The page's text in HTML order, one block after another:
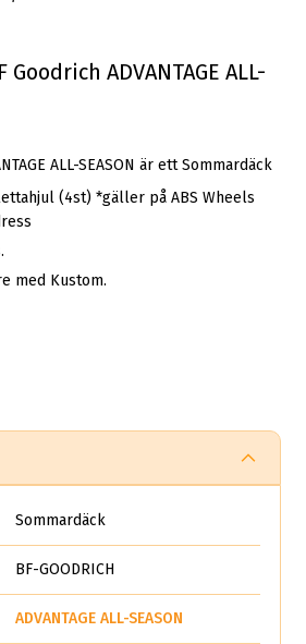
Goodrich ADVANTAGE ALL-
ALL-SEASON är ett Sommardäck
(4st) *gäller på ABS Wheels
med Kustom.
Sommardäck
BF-GOODRICH
ADVANTAGE ALL-SEASON